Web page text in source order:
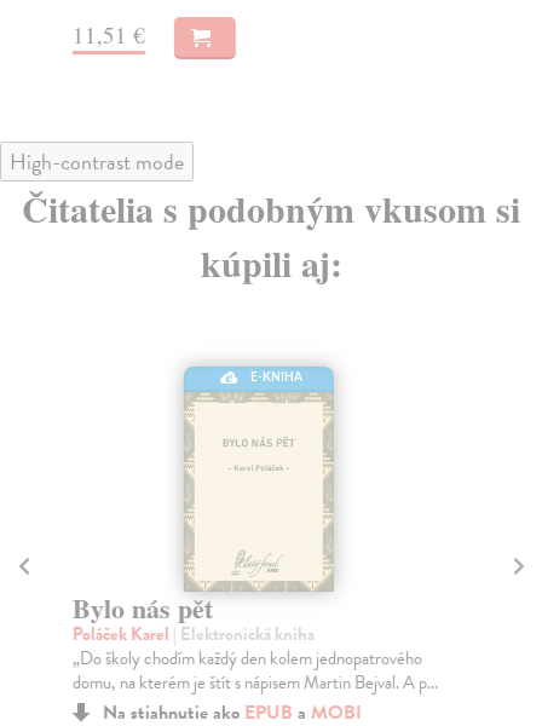
11,51 €
High-contrast mode
Čitatelia s podobným vkusom si
kúpili aj:
E-KNIHA
Bylo nás pět
Poláček Karel | Elektronická kniha
„Do školy chodím každý den kolem jednopatrového
domu, na kterém je štít s nápisem Martin Bejval. A p...
Na stiahnutie ako EPUB a MOBI